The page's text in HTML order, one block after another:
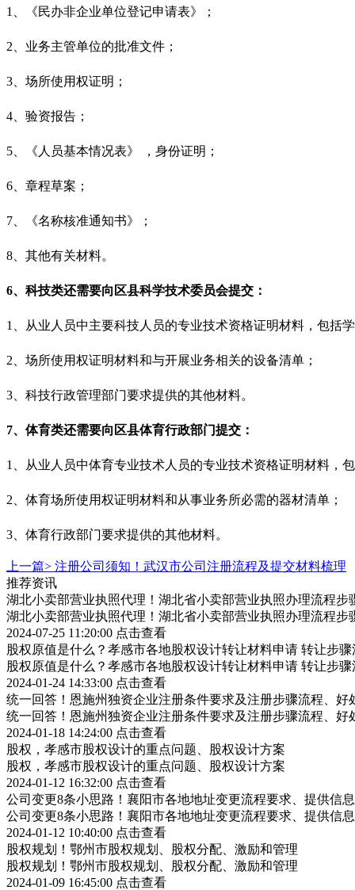
1、《民办非企业单位登记申请表》；
2、业务主管单位的批准文件；
3、场所使用权证明；
4、验资报告；
5、《人员基本情况表》 ，身份证明；
6、章程草案；
7、《名称核准通知书》；
8、其他有关材料。
6、科技类还需要向区县科学技术委员会提交：
1、从业人员中主要科技人员的专业技术资格证明材料，包括
2、场所使用权证明材料和与开展业务相关的设备清单；
3、科技行政管理部门要求提供的其他材料。
7、体育类还需要向区县体育行政部门提交：
1、从业人员中体育专业技术人员的专业技术资格证明材料，
2、体育场所使用权证明材料和从事业务所必需的器材清单；
3、体育行政部门要求提供的其他材料。
上一篇> 注册公司须知！武汉市公司注册流程及提交材料梳理
推荐资讯
湖北小卖部营业执照代理！湖北省小卖部营业执照办理流程步
湖北小卖部营业执照代理！湖北省小卖部营业执照办理流程步
2024-07-25 11:20:00 点击查看
股权原值是什么？孝感市各地股权设计转让材料申请 转让步
股权原值是什么？孝感市各地股权设计转让材料申请 转让步
2024-01-24 14:33:00 点击查看
统一回答！恩施州独资企业注册条件要求及注册步骤流程、好
统一回答！恩施州独资企业注册条件要求及注册步骤流程、好
2024-01-18 14:24:00 点击查看
股权，孝感市股权设计的重点问题、股权设计方案
股权，孝感市股权设计的重点问题、股权设计方案
2024-01-12 16:32:00 点击查看
公司变更8条小思路！襄阳市各地地址变更流程要求、提供信
公司变更8条小思路！襄阳市各地地址变更流程要求、提供信
2024-01-12 10:40:00 点击查看
股权规划！鄂州市股权规划、股权分配、激励和管理
股权规划！鄂州市股权规划、股权分配、激励和管理
2024-01-09 16:45:00 点击查看